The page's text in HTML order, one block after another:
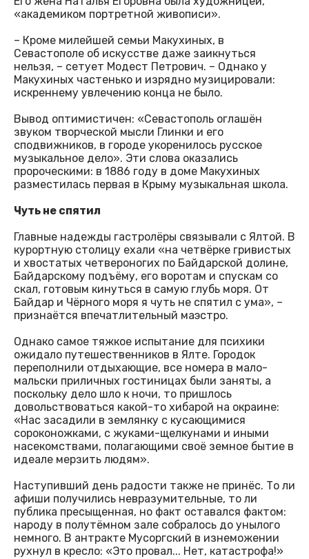
«академиком портретной живописи».
– Кроме милейшей семьи Макухиных, в
Севастополе об искусстве даже заикнуться
нельзя, – сетует Модест Петрович. – Однако у
Макухиных частенько и изрядно музицировали:
искреннему увлечению конца не было.
Вывод оптимистичен: «Севастополь оглашён
звуком творческой мысли Глинки и его
сподвижников, в городе укоренилось русское
музыкальное дело». Эти слова оказались
пророческими: в 1886 году в доме Макухиных
разместилась первая в Крыму музыкальная школа.
Чуть не спятил
Главные надежды гастролёры связывали с Ялтой. В
курортную столицу ехали «на четвёрке гривистых
и хвостатых четвероногих по Байдарской долине,
Байдарскому подъёму, его воротам и спускам со
скал, готовым кинуться в самую глубь моря. От
Байдар и Чёрного моря я чуть не спятил с ума», –
признаётся впечатлительный маэстро.
Однако самое тяжкое испытание для психики
ожидало путешественников в Ялте. Городок
переполнили отдыхающие, все номера в мало-
мальски приличных гостиницах были заняты, а
поскольку дело шло к ночи, то пришлось
довольствоваться какой-то хибарой на окраине:
«Нас засадили в землянку с кусающимися
сороконожками, с жуками-щелкунами и иными
насекомствами, полагающими своё земное бытие в
идеале мерзить людям».
Наступивший день радости также не принёс. То ли
афиши получились невразумительные, то ли
публика пресыщенная, но факт оставался фактом:
народу в полутёмном зале собралось до унылого
немного. В антракте Мусоргский в изнеможении
рухнул в кресло: «Это провал... Нет, катастрофа!»